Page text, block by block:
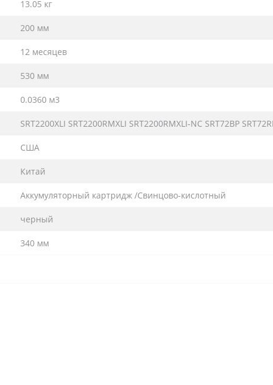
13.05 кг
200 мм
12 месяцев
530 мм
0.0360 м3
SRT2200XLI SRT2200RMXLI SRT2200RMXLI-NC SRT72BP
США
Китай
Аккумуляторный картридж /Свинцово-кислотный
черный
340 мм